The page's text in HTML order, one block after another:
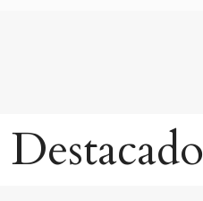
Destacado